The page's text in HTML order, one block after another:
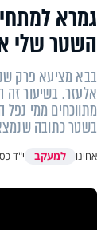
השטר שלי
בבא מציעא פרק
אלעזר. בשיעור זה
מתווכחים ממי
בשטר כתובה
אחינו למעקב י"ד